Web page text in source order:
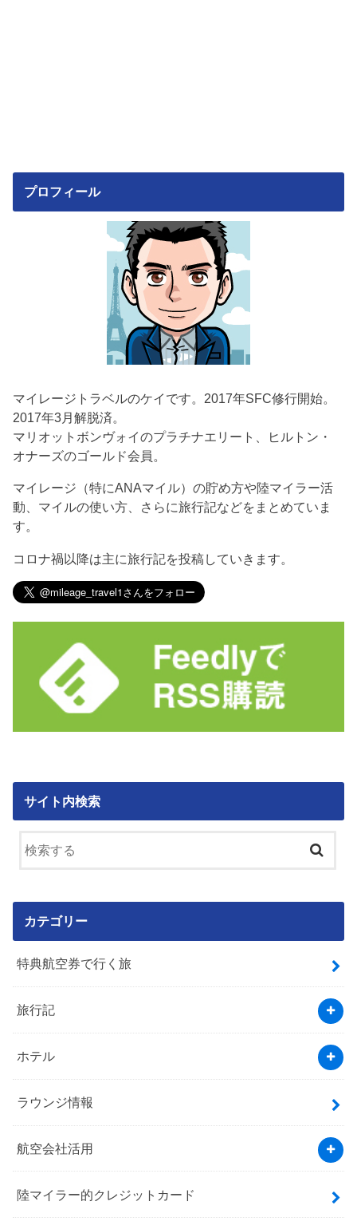
プロフィール
マイレージトラベルのケイです。2017年SFC修行開始。
2017年3月解脱済。
マリオットボンヴォイのプラチナエリート、ヒルトン・
オナーズのゴールド会員。
マイレージ（特にANAマイル）の貯め方や陸マイラー活
動、マイルの使い方、さらに旅行記などをまとめていま
す。
コロナ禍以降は主に旅行記を投稿していきます。
サイト内検索
カテゴリー
特典航空券で行く旅
旅行記
ホテル
ラウンジ情報
航空会社活用
陸マイラー的クレジットカード